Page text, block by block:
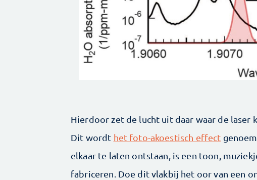
Hierdoor zet de lucht uit daar waar de laser
Dit wordt het foto-akoestisch effect
elkaar te laten ontstaan, is een toon,
fabriceren. Doe dit vlakbij het oor van een